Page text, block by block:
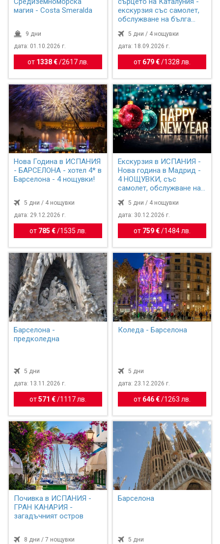
магия - Costa Smeralda
9 дни
дата: 01.10.2026 г.
от 1338 € /2617 лв.
екскурзия със самолет,
обслужване на бълга...
5 дни / 4 нощувки
дата: 18.09.2026 г.
от 679 €/ 1328 лв.
Нова Година в ИСПАНИЯ
- БАРСЕЛОНА - хотел 4* в
Барселона - 4 нощувки!
5 дни / 4 нощувки
дата: 29.12.2026 г.
от 785 € / 1535 лв.
Екскурзия в ИСПАНИЯ -
Нова година в Мадрид -
4 НОЩУВКИ, със
самолет, обслужване на
5 дни / 4 нощувки
дата: 30.12.2026 г.
от 759 €/ 1484 лв.
Барселона -
предколедна
5 дни
дата: 13.11.2026 г.
от571 € / 1117 лв.
Коледа - Барселона
5 дни
дата: 23.12.2026 г.
от 646 €/ 1263 лв.
Почивка в ИСПАНИЯ -
ГРАН КАНАРИЯ -
загадъчният остров
8 дни / 7 нощувки
Барселона
5 дни